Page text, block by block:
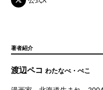
著者紹介
渡辺ペコわたなべ・ぺこ